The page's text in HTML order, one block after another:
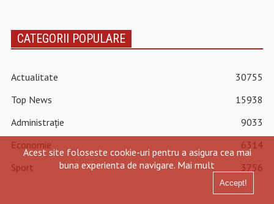
CATEGORII POPULARE
Actualitate
30755
Top News
15938
Administrație
9033
Economie
6314
Sport
3756
Acest site foloseste cookie-uri pentru a asigura cea mai
buna experienta de navigare. Mai mult
Accept!